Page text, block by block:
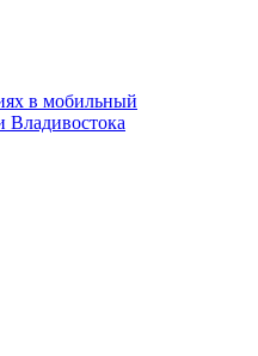
в мобильный
Владивостока